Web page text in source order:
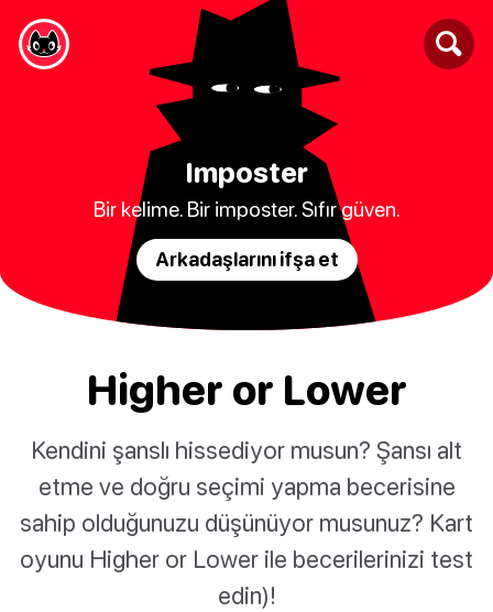
Imposter
Bir kelime. Bir imposter. Sıfır güven.
Arkadaşlarını ifşa et
Higher or Lower
Kendini şanslı hissediyor musun? Şansı alt
etme ve doğru seçimi yapma becerisine
sahip olduğunuzu düşünüyor musunuz? Kart
oyunu Higher or Lower ile becerilerinizi test
edin)!